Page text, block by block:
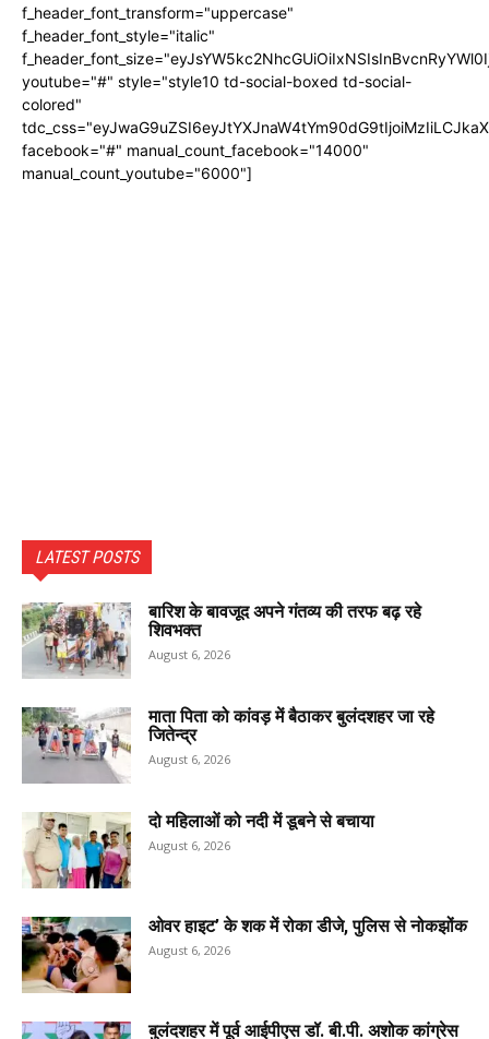
f_header_font_transform="uppercase"
f_header_font_style="italic"
youtube="#" style="style10 td-social-boxed td-social-
colored"
facebook="#" manual_count_facebook="14000"
manual_count_youtube="6000"]
LATEST POSTS
बारिश के बावजूद अपने गंतव्य की तरफ बढ़ रहे
शिवभक्त
August 6, 2026
माता पिता को कांवड़ में बैठाकर बुलंदशहर जा रहे
जितेन्द्र
August 6, 2026
दो महिलाओं को नदी में डूबने से बचाया
August 6, 2026
ओवर हाइट’ के शक में रोका डीजे, पुलिस से नोकझोंक
August 6, 2026
बुलंदशहर में पूर्व आईपीएस डॉ. बी.पी. अशोक कांग्रेस